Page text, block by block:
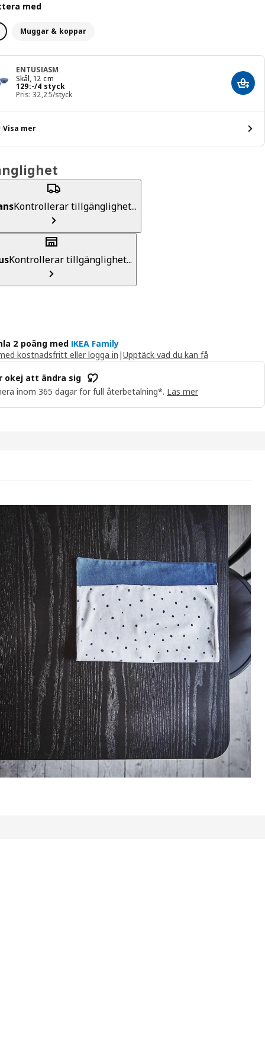
med
Muggar & koppar
ENTUSIASM
Skål, 12 cm
129:-/4 styck
Pris 129:-/4 styck
Pris: 32,25/styck
Lägg
Visa mer
Kontrollerar tillgänglighet...
Kontrollerar tillgänglighet...
2 poäng med IKEA Family
kostnadsfritt eller logga in |Upptäck vad du kan få
okej att ändra sig
inom 365 dagar för full återbetalning*. Läs mer
Assiett, mönstrad/blå, 18 cm